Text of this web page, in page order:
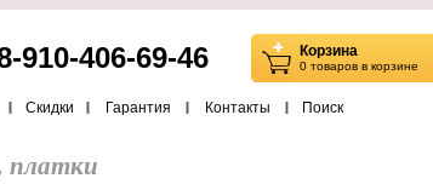
910-406-69-46 Корзина
0 товаров в корзине
Скидки Гарантия Контакты Поиск